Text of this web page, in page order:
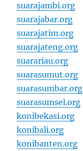
suarajambi.org
suarajabar.org
suarajatim.org
suarajateng.org
suarariau.org
suarasumut.org
suarasumbar.org
suarasumsel.org
konibekasi.org
konibali.org
konibanten.org